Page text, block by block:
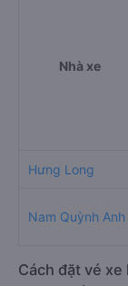
Nhà xe
Hưng Long
Nam Quỳnh Anh
Cách đặt vé